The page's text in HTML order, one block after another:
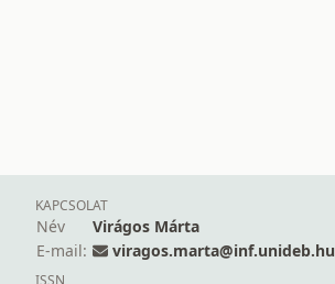
KAPCSOLAT
Név
Virágos Márta
E-mail:
viragos.marta@inf.unideb.hu
ISSN